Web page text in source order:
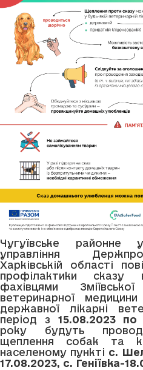
Чугуївське районне
управління
Харківській області
профілактики
фахівцями
ветеринарної медицини
державної лікарні
період з 15.08.2023 по
року будуть
щеплення собак та
населеному пункті с.
17.08.2023, с. Геніївка-